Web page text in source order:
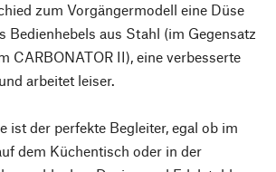
zum Vorgängermodell eine Düse
Bedienhebels aus Stahl (im Gegensatz
CARBONATOR II), eine verbesserte
arbeitet leiser.
ist der perfekte Begleiter, egal ob im
dem Küchentisch oder in der